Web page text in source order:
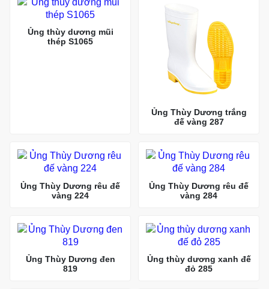
Ủng thùy dương mũi
thép S1065
Ủng Thùy Dương trắng
đế vàng 287
Ủng Thùy Dương rêu đế
vàng 224
Ủng Thùy Dương rêu đế
vàng 284
Ủng Thùy Dương đen
819
Ủng thùy dương xanh đế
đỏ 285